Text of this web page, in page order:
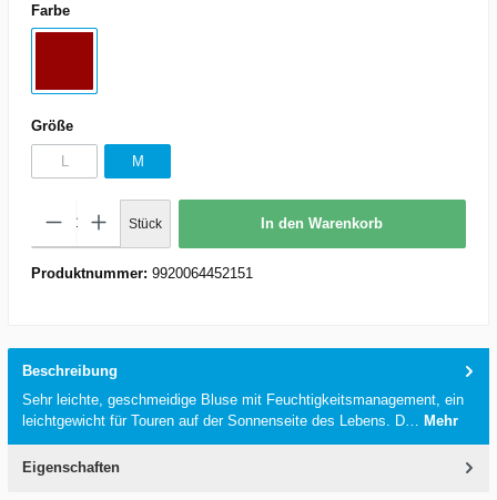
Farbe
Größe
M
Stück In den Warenkorb
Produktnummer: 9920064452151
Beschreibung
Sehr leichte, geschmeidige Bluse mit Feuchtigkeitsmanagement, ein
leichtgewicht für Touren auf der Sonnenseite des Lebens. D…
Mehr
Eigenschaften